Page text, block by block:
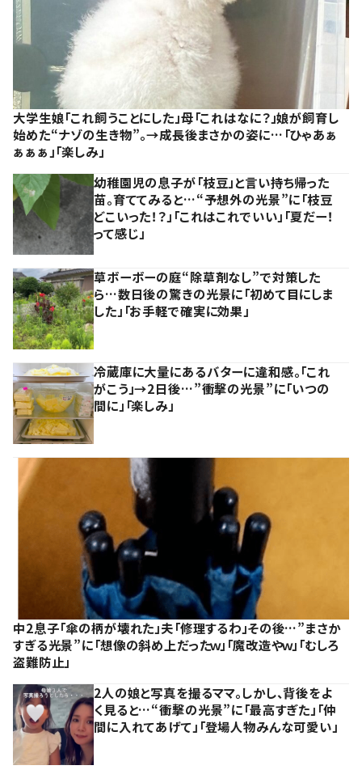
大学生娘「これ飼うことにした」母「これはなに？」娘が飼育し
始めた“ナゾの生き物”。→成長後まさかの姿に…「ひゃあぁ
ぁぁぁ」「楽しみ」
幼稚園児の息子が「枝豆」と言い持ち帰った
苗。育ててみると…“予想外の光景”に「枝豆
どこいった！？」「これはこれでいい」「夏だー！
って感じ」
草ボーボーの庭“除草剤なし”で対策した
ら…数日後の驚きの光景に「初めて目にしま
した」「お手軽で確実に効果」
冷蔵庫に大量にあるバターに違和感。「これ
がこう」→2日後…”衝撃の光景”に「いつの
間に」「楽しみ」
中2息子「傘の柄が壊れた」夫「修理するわ」その後…”まさか
すぎる光景”に「想像の斜め上だったｗ」「魔改造やｗ」「むしろ
盗難防止」
2人の娘と写真を撮るママ。しかし、背後をよ
く見ると…“衝撃の光景”に「最高すぎた」「仲
間に入れてあげて」「登場人物みんな可愛い」